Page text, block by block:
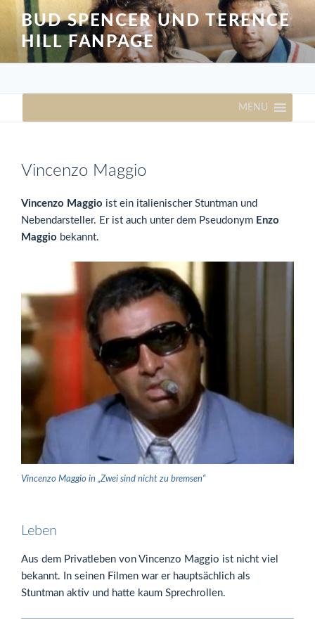
Inhalt
springen
BUD SPENCER UND TERENCE
HILL FANPAGE
MENU
Vincenzo Maggio
Vincenzo Maggio ist ein italienischer Stuntman und
Nebendarsteller. Er ist auch unter dem Pseudonym Enzo
Maggio bekannt.
Vincenzo Maggio in „Zwei sind nicht zu bremsen“
Leben
Aus dem Privatleben von Vincenzo Maggio ist nicht viel
bekannt. In seinen Filmen war er hauptsächlich als
Stuntman aktiv und hatte kaum Sprechrollen.